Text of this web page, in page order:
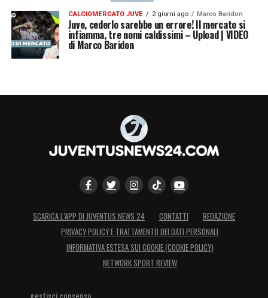
CALCIOMERCATO JUVE 2 giorni ago Marco Baridon
Juve, cederlo sarebbe un errore! Il mercato si
infiamma, tre nomi caldissimi – Upload | VIDEO
di Marco Baridon
SCARICA L’APP DI JUVENTUS NEWS 24 CONTATTI
REDAZIONE
PRIVACY POLICY E TRATTAMENTO DEI DATI PERSONALI
INFORMATIVA ESTESA SUI COOKIE (COOKIE POLICY)
NETWORK SPORT REVIEW